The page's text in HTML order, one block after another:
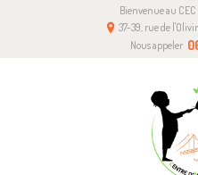
Bienvenue au
37-39, rue de
Nous appeler
A PROPOS DE NOUS
L’ÉDUCATION
COMMENT NOUS